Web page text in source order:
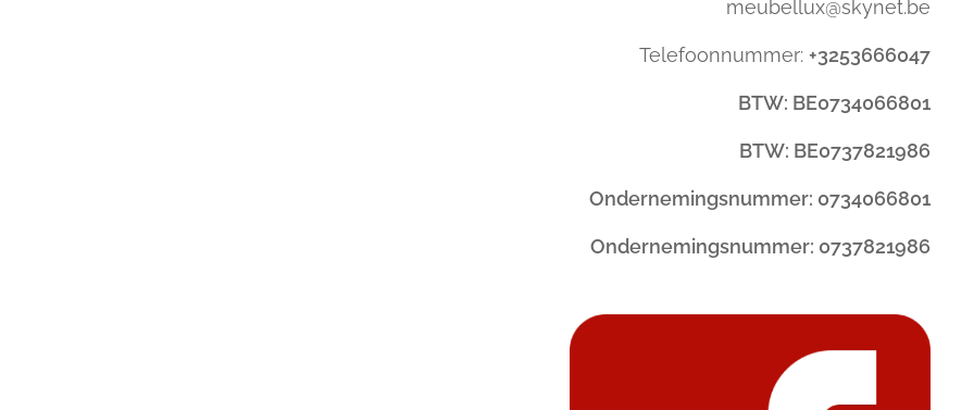
meubellux@skynet.be
Telefoonnummer: +3253666047
BTW: BE0734066801
BTW: BE0737821986
Ondernemingsnummer: 0734066801
Ondernemingsnummer: 0737821986